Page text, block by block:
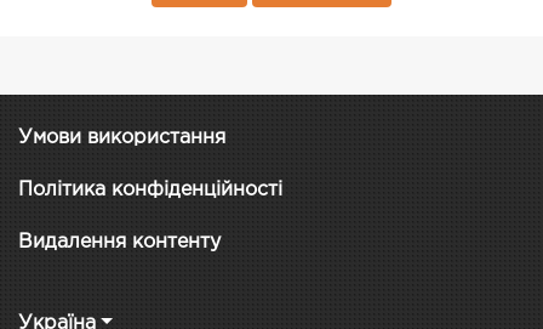
Умови використання
Політика конфіденційності
Видалення контенту
Україна